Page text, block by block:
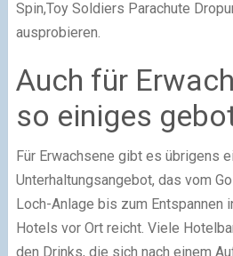
Spin,Toy Soldiers Parachute
ausprobieren.
Auch für
so einiges
Für Erwachsene gibt es übrigens
Unterhaltungsangebot, das vom
Loch-Anlage bis zum Entspannen
Hotels vor Ort reicht. Viele
den Drinks, die sich nach einem